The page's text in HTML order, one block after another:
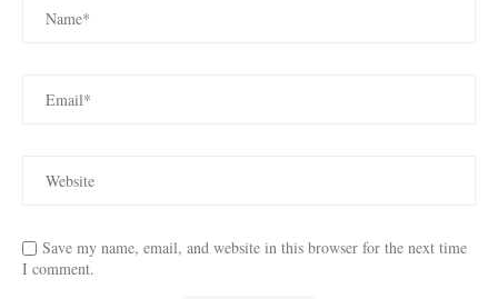
Save my name, email, and website in this browser for the next time
I comment.